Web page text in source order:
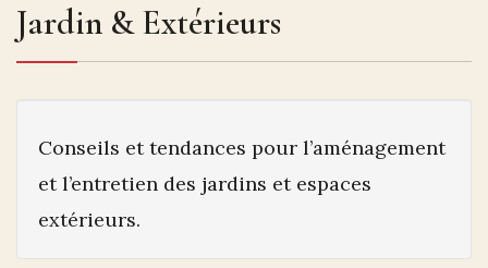
Jardin & Extérieurs
Conseils et tendances pour l’aménagement
et l’entretien des jardins et espaces
extérieurs.